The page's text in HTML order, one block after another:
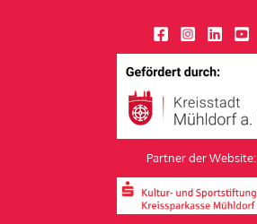
Partner der Website: